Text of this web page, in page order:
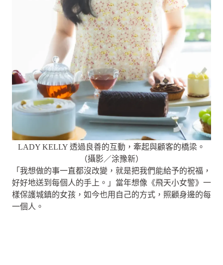
LADY KELLY 透過良善的互動，牽起與顧客的橋梁。
（攝影／涂豫新）
「我想做的事一直都沒改變，就是把我們能給予的祝福，
好好地送到每個人的手上。」當年想像《飛天小女警》一
樣保護城鎮的女孩，如今也用自己的方式，照顧身邊的每
一個人。